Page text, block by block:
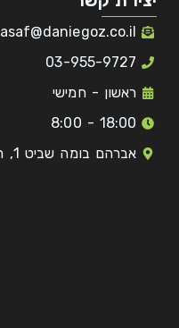
asaf@daniegoz.co.il
03-955-9727
ראשון - חמישי
18:00 - 8:00
אברהם בומה שביט 1, ראשון לציון